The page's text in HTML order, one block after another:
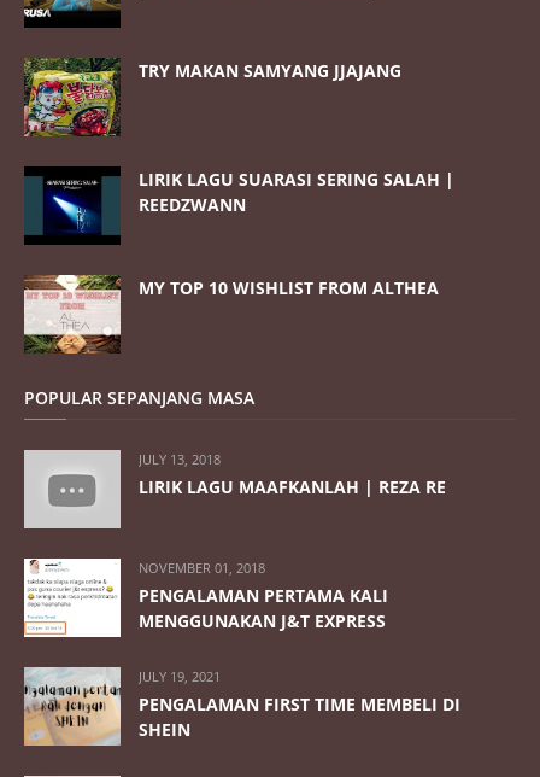
TRY MAKAN SAMYANG JJAJANG
LIRIK LAGU SUARASI SERING SALAH |
REEDZWANN
MY TOP 10 WISHLIST FROM ALTHEA
POPULAR SEPANJANG MASA
JULY 13, 2018
LIRIK LAGU MAAFKANLAH | REZA RE
NOVEMBER 01, 2018
PENGALAMAN PERTAMA KALI
MENGGUNAKAN J&T EXPRESS
JULY 19, 2021
PENGALAMAN FIRST TIME MEMBELI DI
SHEIN